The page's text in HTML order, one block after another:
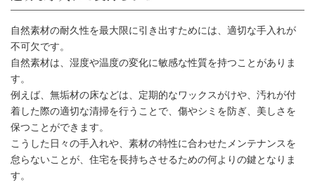
適切な手入れで長持ちする
自然素材の耐久性を最大限に引き出すためには、適切な手入れが
不可欠です。
自然素材は、湿度や温度の変化に敏感な性質を持つことがありま
す。
例えば、無垢材の床などは、定期的なワックスがけや、汚れが付
着した際の適切な清掃を行うことで、傷やシミを防ぎ、美しさを
保つことができます。
こうした日々の手入れや、素材の特性に合わせたメンテナンスを
怠らないことが、住宅を長持ちさせるための何よりの鍵となりま
す。